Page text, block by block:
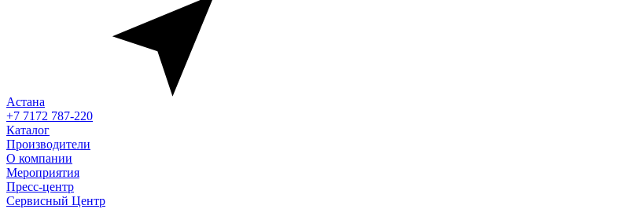
Астана
+7 7172 787-220
Каталог
Производители
О компании
Мероприятия
Пресс-центр
Сервисный Центр